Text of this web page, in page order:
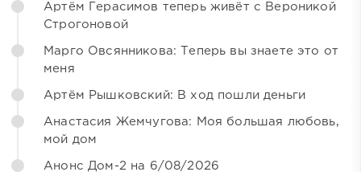
Артём Герасимов теперь живёт с Вероникой
Строгоновой
Марго Овсянникова: Теперь вы знаете это от
меня
Артём Рышковский: В ход пошли деньги
Анастасия Жемчугова: Моя большая любовь,
мой дом
Анонс Дом-2 на 6/08/2026